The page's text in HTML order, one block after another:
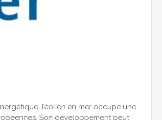
l’éolien en mer occupe une
Son développement peut